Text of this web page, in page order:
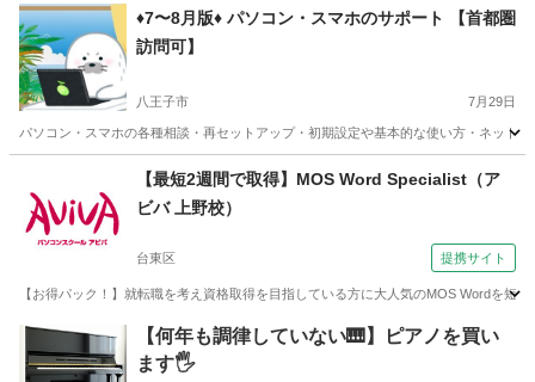
東京 渋谷区 中目黒駅 プログラミング Java
♦️7〜8月版♦️ パソコン・スマホのサポート 【首都圏
訪問可】
八王子市 7月29日
パソコン・スマホの各種相談・再セットアップ・初期設定や基本的な使い方・ネット
その他
【最短2週間で取得】MOS Word Specialist（ア
ビバ 上野校）
台東区 提携サイト
【お得パック！】就転職を考え資格取得を目指している方に大人気のMOS Wordを
東京 台東区 ワード
【何年も調律していない🎹】ピアノを買い
ます🖐️